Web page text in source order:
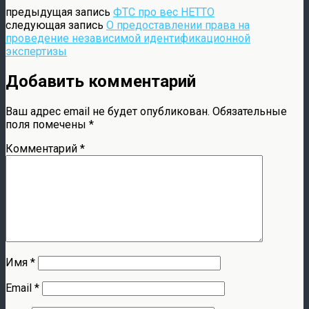
предыдущая запись ФТС про вес НЕТТО
следующая запись О предоставлении права на
проведение независимой идентификационной
экспертизы
Добавить комментарий
Ваш адрес email не будет опубликован. Обязательные
поля помечены *
Комментарий *
Имя *
Email *